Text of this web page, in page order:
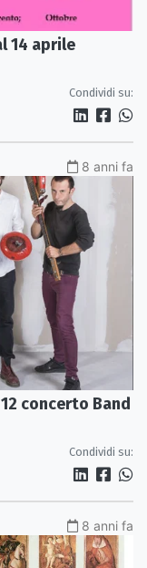
14 aprile
Condividi su:
8 anni fa
concerto Band
Condividi su:
8 anni fa